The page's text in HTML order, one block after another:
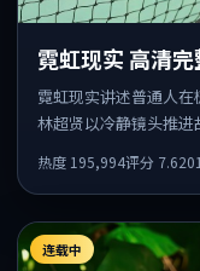
霓虹现实 高清
霓虹现实讲述普通人在
林超贤以冷静镜头推
热度 195,994评分 7.6
连载中